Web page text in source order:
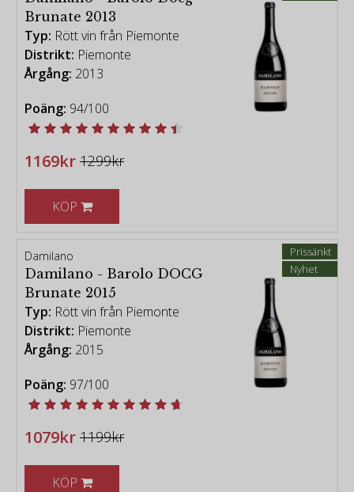
Brunate 2013
Typ: Rött vin från Piemonte
Distrikt: Piemonte
Årgång: 2013
Poäng: 94/100
1169kr 1299kr
KÖP
Prissänkt
Nyhet
Damilano
Damilano - Barolo DOCG
Brunate 2015
Typ: Rött vin från Piemonte
Distrikt: Piemonte
Årgång: 2015
Poäng: 97/100
1079kr 1199kr
KÖP